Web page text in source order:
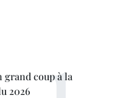
grand coup à la
2026